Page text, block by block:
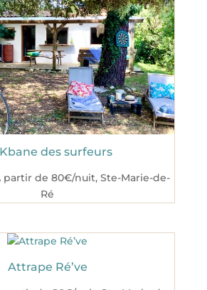
des surfeurs
partir de 80€/nuit,Ste-Marie-de-
Ré
Attrape Ré’ve